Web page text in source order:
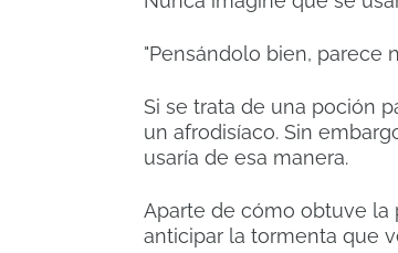
"Pensándolo bien, parece
Si se trata de una poción
un afrodisíaco. Sin
usaría de esa manera.
Aparte de cómo obtuve la
anticipar la tormenta que